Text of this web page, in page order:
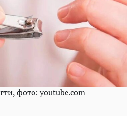
фото: youtube.com